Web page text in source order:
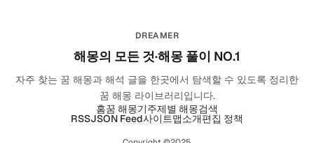
DREAMER
해몽의 모든 것·해몽 풀이 NO.1
자주 찾는 꿈 해몽과 해석 글을 한곳에서 탐색할 수 있도록 정리한
꿈 해몽 라이브러리입니다.
홈꿈 해몽기주제별 해몽검색
RSSJSON Feed사이트맵소개편집 정책